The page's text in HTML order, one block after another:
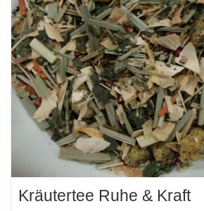
Optionen
können
auf
der
Produktseite
gewählt
werden
Kräutertee Ruhe & Kraft